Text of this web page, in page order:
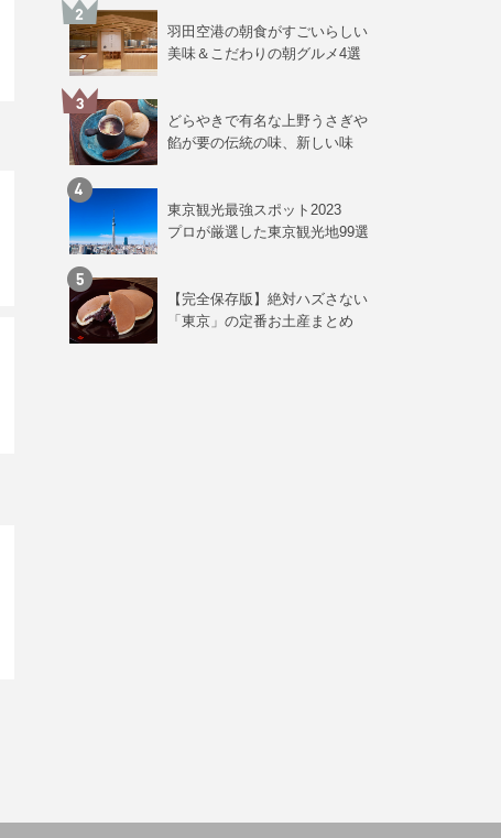
羽田空港の朝食がすごいらしい
美味＆こだわりの朝グルメ4選
どらやきで有名な上野うさぎや
餡が要の伝統の味、新しい味
東京観光最強スポット2023
プロが厳選した東京観光地99選
【完全保存版】絶対ハズさない
「東京」の定番お土産まとめ